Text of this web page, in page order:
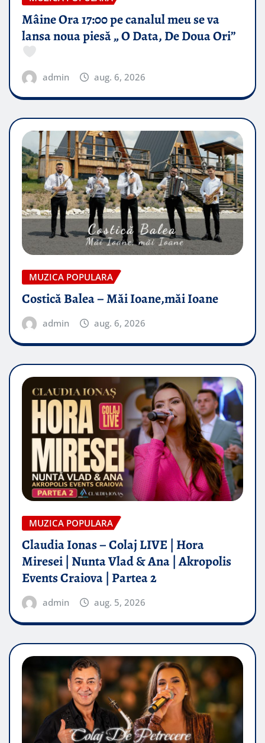
Mâine Ora 17:00 pe canalul meu se va
lansa noua piesă „ O Data, De Doua Ori”
admin aug. 6, 2026
MUZICA POPULARA
Costică Balea – Măi Ioane,măi Ioane
admin aug. 6, 2026
MUZICA POPULARA
Claudia Ionas – Colaj LIVE | Hora
Miresei | Nunta Vlad & Ana | Akropolis
Events Craiova | Partea 2
admin aug. 5, 2026